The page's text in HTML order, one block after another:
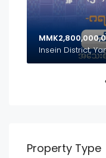
Insein District,
Property Type